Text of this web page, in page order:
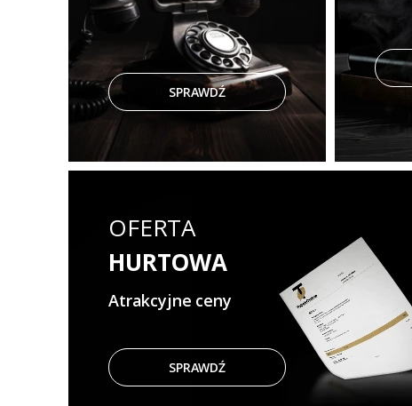
SPRAWDŹ
OFERTA
HURTOWA
Atrakcyjne ceny
SPRAWDŹ